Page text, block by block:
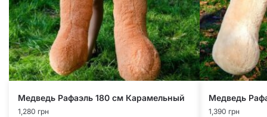
Медведь Рафаэль 180 см Карамельный
1,280 грн
Медведь
1,390 грн